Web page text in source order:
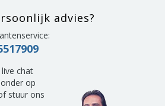
advies?
chat
op
stuur ons